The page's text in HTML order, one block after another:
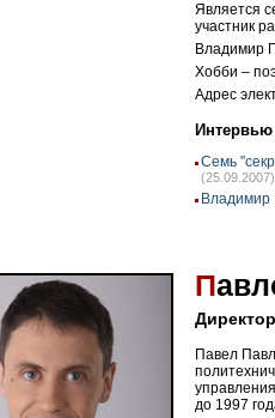
Является
участник
Владимир
Хобби –
Адрес
Интервью
Семь
(25.09.2007)
Владимир
П
Павел
до 1997